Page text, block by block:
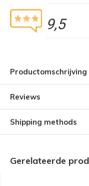
9,5
Productomschrijving
Reviews
Shipping methods
Gerelateerde